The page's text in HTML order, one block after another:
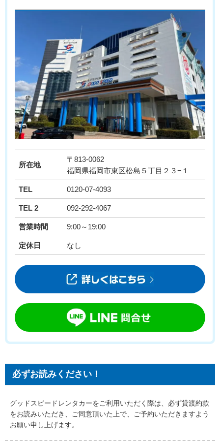
所在地
〒813-0062
福岡県福岡市東区松島５丁目２３−１
TEL 0120-07-4093
TEL 2 092-292-4067
営業時間 9:00～19:00
定休日 なし
必ずお読みください！
グッドスピードレンタカーをご利用いただく際は、必ず貸渡約款
をお読みいただき、
ご同意頂いた上で、ご予約いただきますよう
お願い申し上げます。